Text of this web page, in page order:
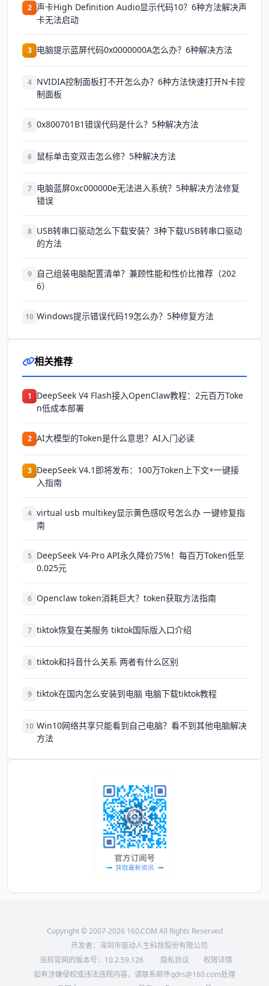
2 声卡High Definition Audio显示代码10？6种方法解决声
卡无法启动
3 电脑提示蓝屏代码0x0000000A怎么办？6种解决方法
4 NVIDIA控制面板打不开怎么办？6种方法快速打开N卡控
制面板
5 0x800701B1错误代码是什么？5种解决方法
6 鼠标单击变双击怎么修？5种解决方法
7 电脑蓝屏0xc000000e无法进入系统？5种解决方法修复
错误
8 USB转串口驱动怎么下载安装？3种下载USB转串口驱动
的方法
9
自己组装电脑配置清单？兼顾性能和性价比推荐（202
6）
10 Windows提示错误代码19怎么办？5种修复方法
相关推荐
1
DeepSeek V4 Flash接入OpenClaw教程：2元百万Toke
n低成本部署
2 AI大模型的Token是什么意思？AI入门必读
3 DeepSeek V4.1即将发布：100万Token上下文+一键接
入指南
4 virtual usb multikey显示黄色感叹号怎么办 一键修复指
南
5 DeepSeek V4-Pro API永久降价75%！每百万Token低至
0.025元
6 Openclaw token消耗巨大？token获取方法指南
7 tiktok恢复在美服务 tiktok国际版入口介绍
8 tiktok和抖音什么关系 两者有什么区别
9 tiktok在国内怎么安装到电脑 电脑下载tiktok教程
10 Win10网络共享只能看到自己电脑？看不到其他电脑解决
方法
Copyright © 2007-2026 160.COM All Rights Reserved
开发者：深圳市驱动人生科技股份有限公司
当前官网的版本号： 10.2.59.126 隐私协议
权限详情
如有涉嫌侵权或违法违规内容，请联系邮件qdrs@160.com处理